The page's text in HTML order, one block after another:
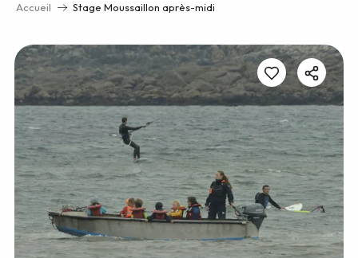
Accueil Stage Moussaillon après-midi